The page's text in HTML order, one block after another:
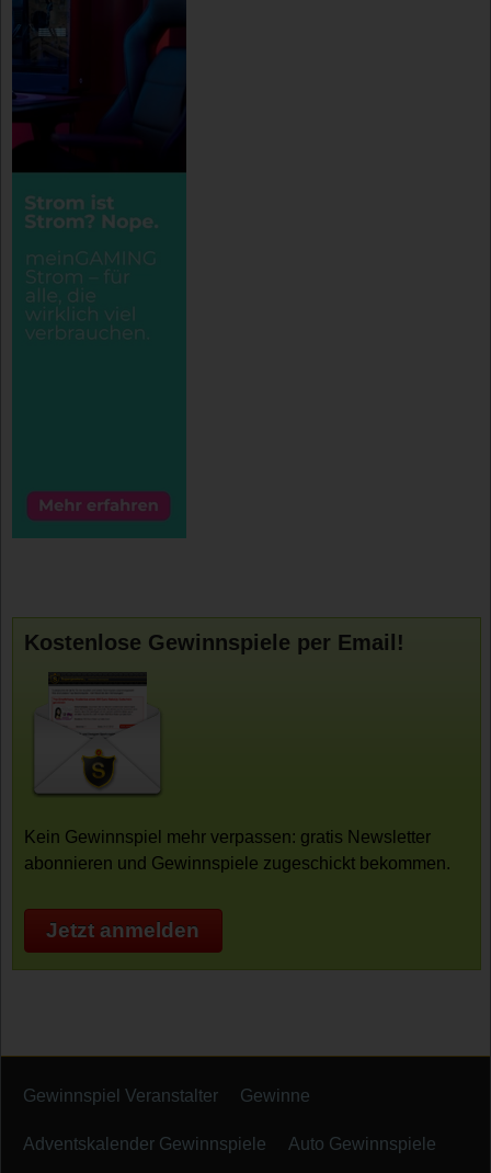
Kostenlose Gewinnspiele per Email!
Kein Gewinnspiel mehr verpassen: gratis Newsletter
abonnieren und Gewinnspiele zugeschickt bekommen.
Jetzt anmelden
Gewinnspiel Veranstalter Gewinne
Adventskalender Gewinnspiele Auto Gewinnspiele